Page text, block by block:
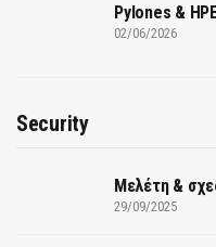
Pylones &
02/06/2026
Security
Μελέτη &
29/09/2025